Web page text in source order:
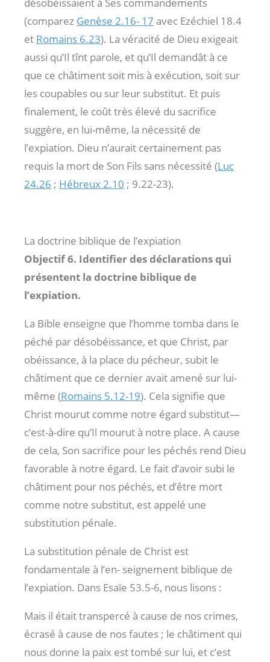
(comparez Genèse 2.16- 17 avec Ezéchiel 18.4
et Romains 6.23). La véracité de Dieu exigeait
aussi qu’Il tînt parole, et qu’Il demandât à ce
que ce châtiment soit mis à exécution, soit sur
les coupables ou sur leur substitut. Et puis
finalement, le coût très élevé du sacrifice
suggère, en lui-même, la nécessité de
l’expiation. Dieu n’aurait certainement pas
requis la mort de Son Fils sans nécessité (Luc
24.26 ; Hébreux 2.10 ; 9.22-23).
La doctrine biblique de l’expiation
Objectif 6. Identifier des déclarations qui
présentent la doctrine biblique de
l’expiation.
La Bible enseigne que l’homme tomba dans le
péché par désobéissance, et que Christ, par
obéissance, à la place du pécheur, subit le
châtiment que ce dernier avait amené sur lui-
même (Romains 5.12-19). Cela signifie que
Christ mourut comme notre égard substitut—
c’est-à-dire qu’Il mourut à notre place. A cause
de cela, Son sacrifice pour les péchés rend Dieu
favorable à notre égard. Le fait d’avoir subi le
châtiment pour nos péchés, et d’être mort
comme notre substitut, est appelé une
substitution pénale.
La substitution pénale de Christ est
fondamentale à l’en- seignement biblique de
l’expiation. Dans Esaïe 53.5-6, nous lisons :
Mais il était transpercé à cause de nos crimes,
écrasé à cause de nos fautes ; le châtiment qui
nous donne la paix est tombé sur lui, et c’est